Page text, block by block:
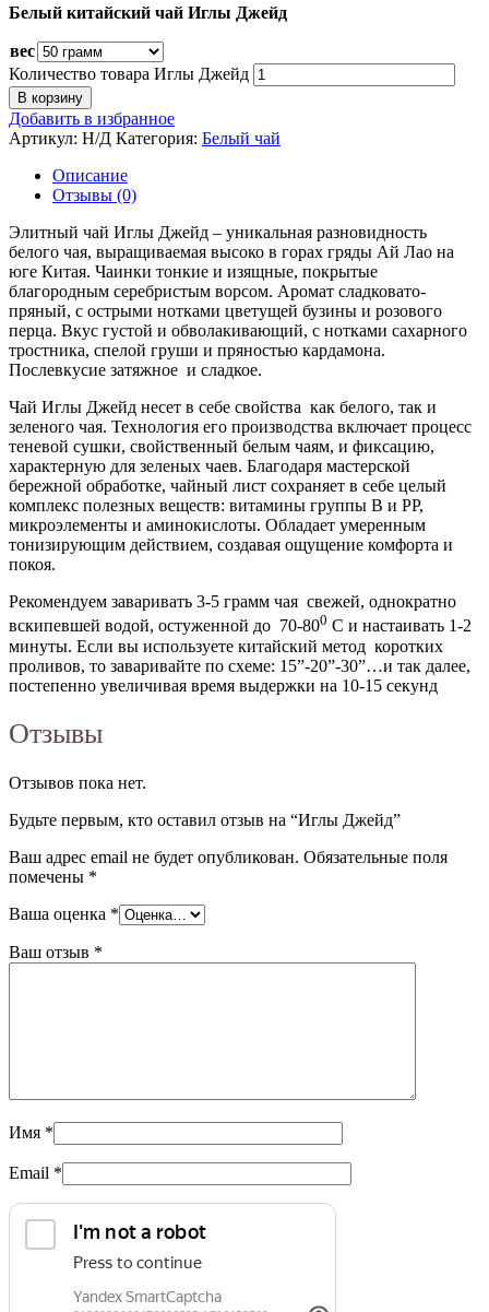
Белый китайский чай Иглы Джейд
вес
Количество товара Иглы Джейд
В корзину
Добавить в избранное
Артикул: Н/Д Категория: Белый чай
Описание
Отзывы (0)
Элитный чай Иглы Джейд – уникальная разновидность
белого чая, выращиваемая высоко в горах гряды Ай Лао на
юге Китая. Чаинки тонкие и изящные, покрытые
благородным серебристым ворсом. Аромат сладковато-
пряный, с острыми нотками цветущей бузины и розового
перца. Вкус густой и обволакивающий, с нотками сахарного
тростника, спелой груши и пряностью кардамона.
Послевкусие затяжное и сладкое.
Чай Иглы Джейд несет в себе свойства как белого, так и
зеленого чая. Технология его производства включает процесс
теневой сушки, свойственный белым чаям, и фиксацию,
характерную для зеленых чаев. Благодаря мастерской
бережной обработке, чайный лист сохраняет в себе целый
комплекс полезных веществ: витамины группы В и PP,
микроэлементы и аминокислоты. Обладает умеренным
тонизирующим действием, создавая ощущение комфорта и
покоя.
Рекомендуем заваривать 3-5 грамм чая свежей, однократно
вскипевшей водой, остуженной до 70-800 С и настаивать 1-2
минуты. Если вы используете китайский метод коротких
проливов, то заваривайте по схеме: 15”-20”-30”…и так далее,
постепенно увеличивая время выдержки на 10-15 секунд
Отзывы
Отзывов пока нет.
Будьте первым, кто оставил отзыв на “Иглы Джейд”
Ваш адрес email не будет опубликован. Обязательные поля
помечены *
Ваша оценка *
Ваш отзыв *
Имя *
Email *